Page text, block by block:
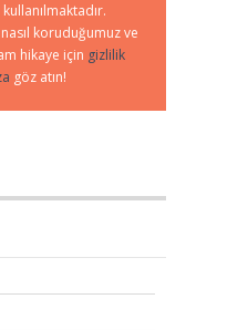
koruduğumuz ve
hikaye için gizlilik
göz atın!